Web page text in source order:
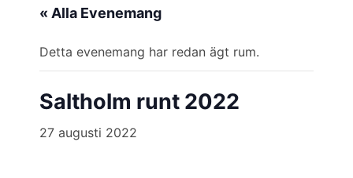
« Alla Evenemang
Detta evenemang har redan ägt rum.
Saltholm runt 2022
27 augusti 2022